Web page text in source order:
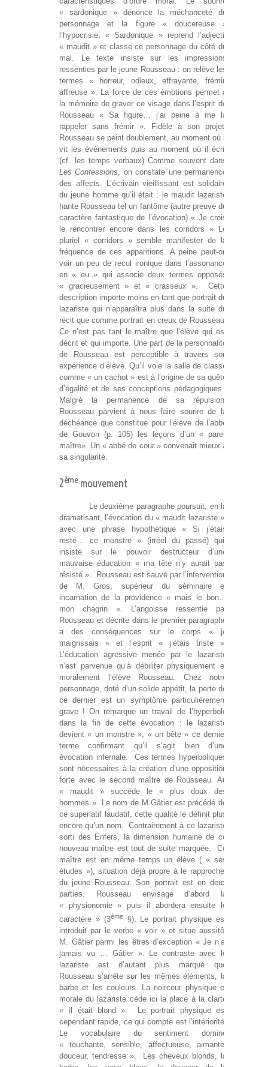
« sardonique » dénonce la méchanceté du
personnage et la figure « doucereuse »
l’hypocrisie. « Sardonique » reprend l’adjectif
« maudit » et classe ce personnage du côté du
mal. Le texte insiste sur les impressions
ressenties par le jeune Rousseau : on relève les
termes « horreur, odieux, effrayante, frémir,
affreuse ». La force de ces émotions permet à
la mémoire de graver ce visage dans l’esprit de
Rousseau « Sa figure… j’ai peine à me la
rappeler sans frémir ». Fidèle à son projet,
Rousseau se peint doublement, au moment où il
vit les événements puis au moment où il écrit
(cf. les temps verbaux) Comme souvent dans
Les Confessions , on constate une permanence
des affects. L’écrivain vieillissant est solidaire
du jeune homme qu’il était : le maudit lazariste
hante Rousseau tel un fantôme (autre preuve du
caractère fantastique de l’évocation) « Je crois
le rencontrer encore dans les corridors » Le
pluriel « corridors » semble manifester de la
fréquence de ces apparitions. A peine peut-on
voir un peu de recul ironique dans l’assonance
en « eu » qui associe deux termes opposés
« gracieusement » et « crasseux ». Cette
description importe moins en tant que portrait du
lazariste qui n’apparaîtra plus dans la suite du
récit que comme portrait en creux de Rousseau.
Ce n’est pas tant le maître que l’élève qui est
décrit et qui importe. Une part de la personnalité
de Rousseau est perceptible à travers son
expérience d’élève. Qu’il voie la salle de classe
comme « un cachot » est à l’origine de sa quête
d’égalité et de ses conceptions pédagogiques.
Malgré la permanence de sa répulsion,
Rousseau parvient à nous faire sourire de la
déchéance que constitue pour l’élève de l’abbé
de Gouvon (p. 105) les leçons d’un « pareil
maître». Un « abbé de cour » convenait mieux à
sa singularité.
2èmemouvement
Le deuxième paragraphe poursuit, en la
dramatisant, l’évocation du « maudit lazariste »
avec une phrase hypothétique « Si j’étais
resté… ce monstre » (irréel du passé) qui
insiste sur le pouvoir destructeur d’une
mauvaise éducation « ma tête n’y aurait pas
résisté ». Rousseau est sauvé par l’intervention
de M. Gros, supérieur du séminaire et
incarnation de la providence « mais le bon…
mon chagrin ». L’angoisse ressentie par
Rousseau et décrite dans le premier paragraphe
a des conséquences sur le corps « je
maigrissais » et l’esprit « j’étais triste ».
L’éducation agressive menée par le lazariste
n’est parvenue qu’à débiliter physiquement et
moralement l’élève Rousseau. Chez notre
personnage, doté d’un solide appétit, la perte de
ce dernier est un symptôme particulièrement
grave ! On remarque un travail de l’hyperbole
dans la fin de cette évocation : le lazariste
devient « un monstre », « un bête » ce dernier
terme confirmant qu’il s’agit bien d’une
évocation infernale. Ces termes hyperboliques
sont nécessaires à la création d’une opposition
forte avec le second maître de Rousseau. Au
« maudit » succède le « plus doux des
hommes ». Le nom de M.Gâtier est précédé de
ce superlatif laudatif, cette qualité le définit plus
encore qu’un nom. Contrairement à ce lazariste
sorti des Enfers, la dimension humaine de ce
nouveau maître est tout de suite marquée. Ce
maître est en même temps un élève ( « ses
études »), situation déjà propre à le rapprocher
du jeune Rousseau. Son portrait est en deux
parties. Rousseau envisage d’abord la
« physionomie » puis il abordera ensuite le
caractère » (3ème§). Le portrait physique est
introduit par le verbe « voir » et situe aussitôt
M. Gâtier parmi les êtres d’exception « Je n’ai
jamais vu … Gâtier ». Le contraste avec le
lazariste est d’autant plus marqué que
Rousseau s’arrête sur les mêmes éléments, la
barbe et les couleurs. La noirceur physique et
morale du lazariste cède ici la place à la clarté
« Il était blond ». Le portrait physique est
cependant rapide, ce qui compte est l’intériorité.
Le vocabulaire du sentiment domine
« touchante, sensible, affectueuse, aimante,
douceur, tendresse ». Les cheveux blonds, la